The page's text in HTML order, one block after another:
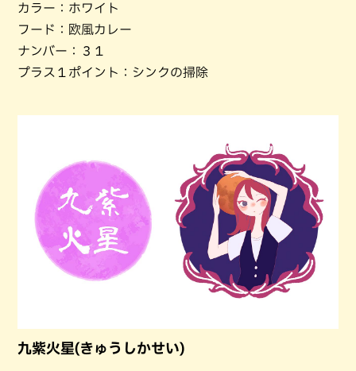
カラー：ホワイト
フード：欧風カレー
ナンバー：３１
プラス１ポイント：シンクの掃除
九紫火星(きゅうしかせい)